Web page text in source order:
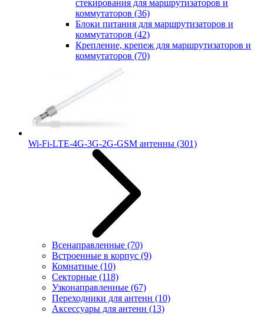
стекирования для маршрутизаторов и
коммутаторов (36)
Блоки питания для маршрутизаторов и
коммутаторов (42)
Крепление, крепеж для маршрутизаторов и
коммутаторов (70)
Wi-Fi-LTE-4G-3G-2G-GSM антенны (301)
Всенаправленные (70)
Встроенные в корпус (9)
Комнатные (10)
Секторные (118)
Узконаправленные (67)
Переходники для антенн (10)
Аксессуары для антенн (13)